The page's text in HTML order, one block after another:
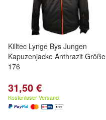
Killtec Lynge Bys Jungen
Kapuzenjacke Anthrazit Größe
176
31,50 €
Kostenloser Versand